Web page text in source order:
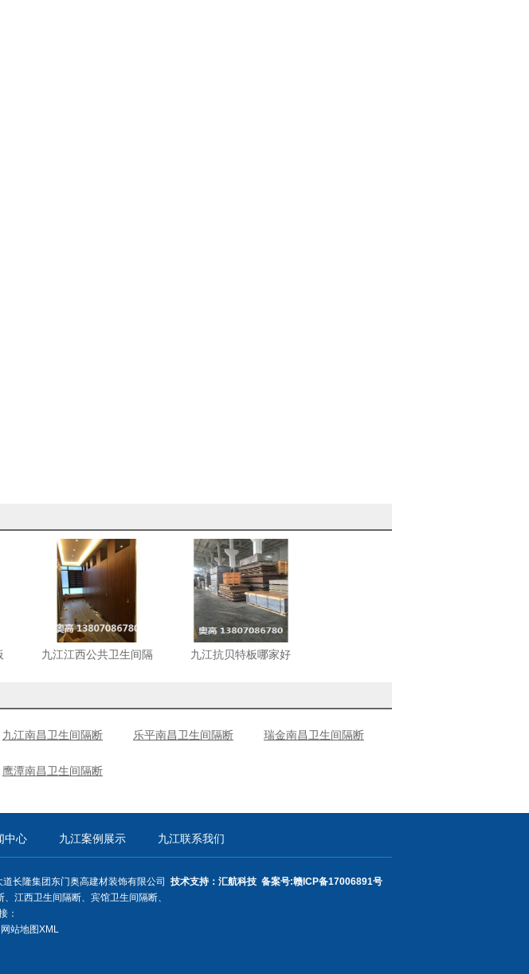
九江江西公共卫生间隔
九江抗贝特板哪家好
九江南昌卫生间隔断 乐平南昌卫生间隔断 瑞金南昌卫生间隔断
鹰潭南昌卫生间隔断
中心 九江案例展示 九江联系我们
长隆集团东门奥高建材装饰有限公司 技术支持：汇航科技 备案号:赣ICP备17006891号
、 江西卫生间隔断、 宾馆卫生间隔断、
：
网站地图XML